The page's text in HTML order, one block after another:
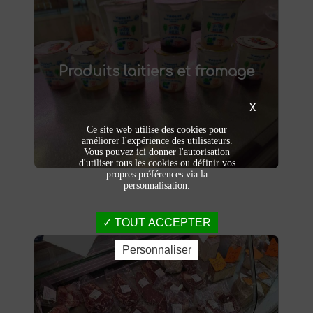
Produits laitiers et fromage
Produits laitiers et fromage
produits laitiers et fromages à
Saint-Saulve
. Yaourts crémeux, fromages
affinés et autres délices laitiers vous
garantie.
Viandes et charcuteries
X
Ce site web utilise des cookies pour
améliorer l'expérience des utilisateurs.
Vous pouvez ici donner l'autorisation
d'utiliser tous les cookies ou définir vos
propres préférences via la
personnalisation.
TOUT ACCEPTER
Personnaliser